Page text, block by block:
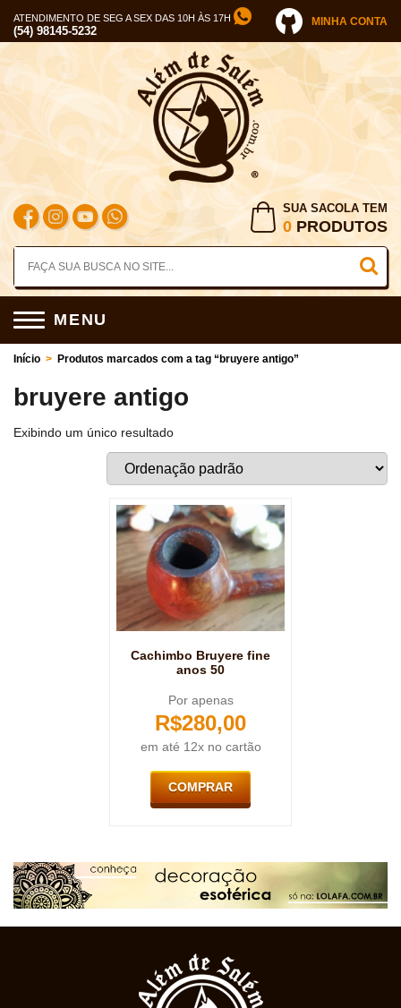
ATENDIMENTO DE SEG A SEX DAS 10H ÀS 17H
(54) 98145-5232
MINHA CONTA
SUA SACOLA TEM
0 PRODUTOS
MENU
Início > Produtos marcados com a tag “bruyere antigo”
bruyere antigo
Exibindo um único resultado
Cachimbo Bruyere fine
anos 50
Por apenas
R$280,00
em até 12x no cartão
COMPRAR